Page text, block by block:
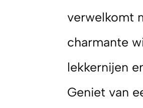
verwelkomt
charmante
lekkernijen
Geniet van